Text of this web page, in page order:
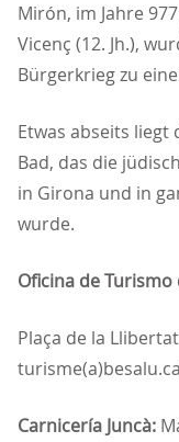
Mirón, im Jahre
Vicenç (12. Jh.),
Bürgerkrieg zu
Etwas abseits liegt
Bad, das die
in Girona und in
wurde.
Oficina de Turismo
Plaça de la
Carnicería Juncà: